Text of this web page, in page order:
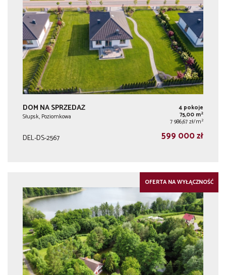
DOM NA SPRZEDAŻ
Słupsk, Poziomkowa
4 pokoje
75,00 m2
7 986,67 zł/m2
DEL-DS-2567 599 000 zł
OFERTA NA WYŁĄCZNOŚĆ